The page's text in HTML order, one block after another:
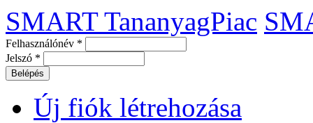
SMART TananyagPiac
Felhasználónév *
Jelszó *
Új fiók létrehozása